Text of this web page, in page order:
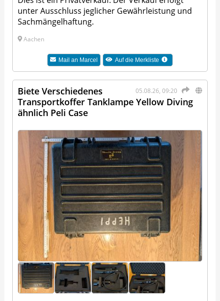
unter Ausschluss jeglicher Gewährleistung und
Sachmängelhaftung.
Aachen
Mail an Marcel Auf die Merkliste
05.08.26, 09:20
Biete Verschiedenes
Transportkoffer Tanklampe Yellow Diving
ähnlich Peli Case